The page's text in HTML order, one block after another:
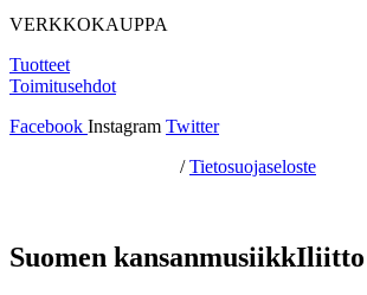
VERKKOKAUPPA
Tuotteet
Toimitusehdot
Facebook Instagram Twitter
/Tietosuojaseloste
Suomen kansanmusiikkIliitto